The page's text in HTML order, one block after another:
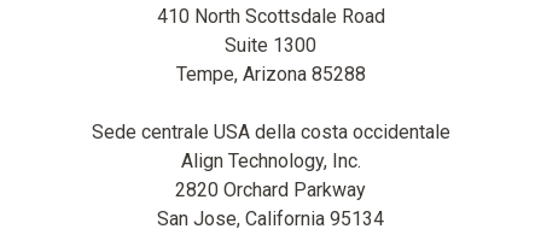
410 North Scottsdale Road
Suite 1300
Tempe, Arizona 85288
Sede centrale USA della costa occidentale
Align Technology, Inc.
2820 Orchard Parkway
San Jose, California 95134